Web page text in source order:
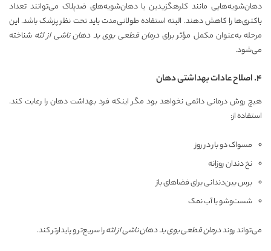
دهان‌شویه‌هایی مانند کلرهگزیدین یا دهان‌شویه‌های ضدپلاک می‌توانند تعداد
باکتری‌ها را کاهش دهند. البته استفاده طولانی‌مدت باید تحت نظر پزشک باشد. این
مرحله به‌عنوان مکمل مؤثر برایدرمان قطعی بوی بد دهان ناشی از لثه شناخته
می‌شود.
۴. اصلاح عادات بهداشتی دهان
هیچ روش درمانی دائمی نخواهد بود مگر اینکه فرد بهداشت دهان را رعایت کند.
استفاده از:
مسواک دو بار در روز
نخ دندان روزانه
برس بین‌دندانی برای فضاهای باز
شست‌وشو با آب نمک
می‌تواند رونددرمان قطعی بوی بد دهان ناشی از لثهرا سریع‌تر و پایدارتر کند.